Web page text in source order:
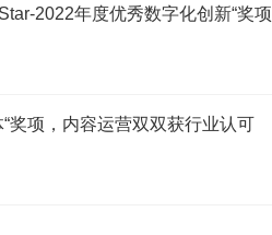
2022年度优秀数字化创新“奖项
奖项，内容运营双双获行业认可